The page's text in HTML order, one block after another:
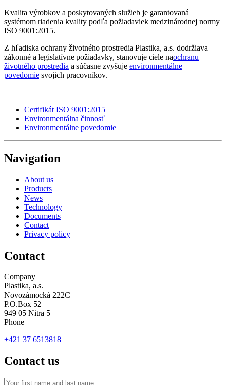
Kvalita výrobkov a poskytovaných služieb je garantovaná
systémom riadenia kvality podľa požiadaviek medzinárodnej normy
ISO 9001:2015.
Z hľadiska ochrany životného prostredia Plastika, a.s. dodržiava
zákonné a legislatívne požiadavky, stanovuje ciele naochranu
životného prostredia a súčasne zvyšuje environmentálne
povedomie svojich pracovníkov.
Certifikát ISO 9001:2015
Environmentálna činnosť
Environmentálne povedomie
Navigation
About us
Products
News
Technology
Documents
Contact
Privacy policy
Contact
Company
Plastika, a.s.
Novozámocká 222C
P.O.Box 52
949 05 Nitra 5
Phone
+421 37 6513818
Contact us